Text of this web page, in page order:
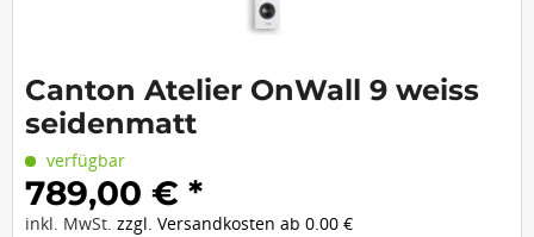
Canton Atelier OnWall 9 weiss
seidenmatt
verfügbar
789,00 € *
inkl. MwSt.zzgl. Versandkosten ab 0.00 €